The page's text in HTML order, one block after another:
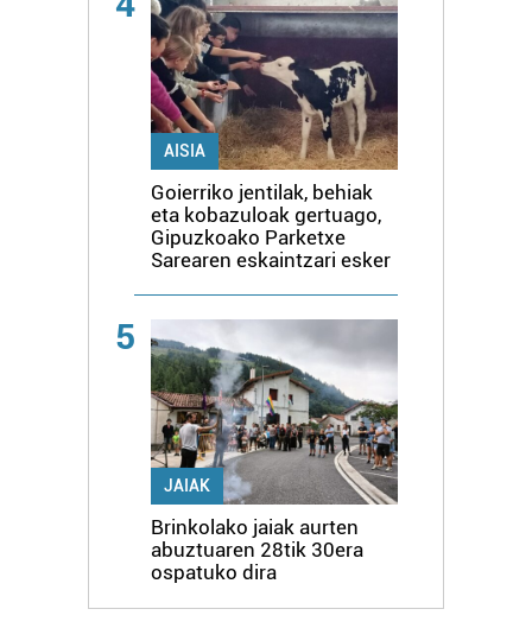
AISIA
Goierriko jentilak, behiak
eta kobazuloak gertuago,
Gipuzkoako Parketxe
Sarearen eskaintzari esker
5
JAIAK
Brinkolako jaiak aurten
abuztuaren 28tik 30era
ospatuko dira